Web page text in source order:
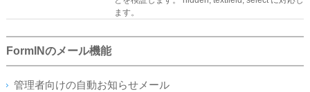
ます。
FormINのメール機能
管理者向けの自動お知らせメール